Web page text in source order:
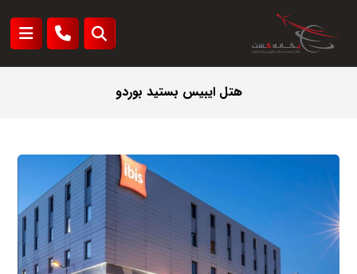
هتل ایبیس بستید بوردو